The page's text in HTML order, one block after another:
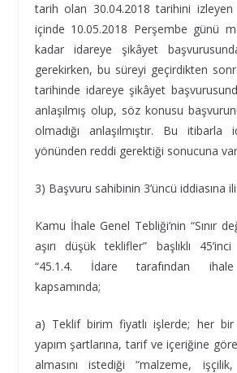
tarih olan 30.04.2018 tarihini
içinde 10.05.2018 Perşembe günü
kadar idareye şikâyet
gerekirken, bu süreyi geçirdikten
tarihinde idareye şikâyet
anlaşılmış olup, söz konusu
olmadığı anlaşılmıştır. Bu itibarla
yönünden reddi gerektiği sonucuna
3) Başvuru sahibinin 3’üncü iddiasına
Kamu İhale Genel Tebliği’nin “Sınır
aşırı düşük teklifler” başlıklı
“45.1.4. İdare tarafından ihale
kapsamında;
a) Teklif birim fiyatlı işlerde; her
yapım şartlarına, tarif ve içeriğine
almasını istediği “malzeme,